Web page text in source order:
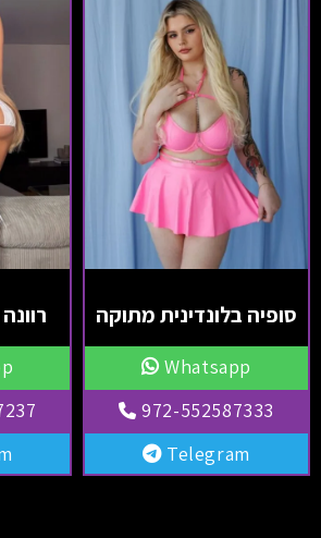
סופיה בלונדינית מתוקה
Whatsapp
972-552587333
Telegram